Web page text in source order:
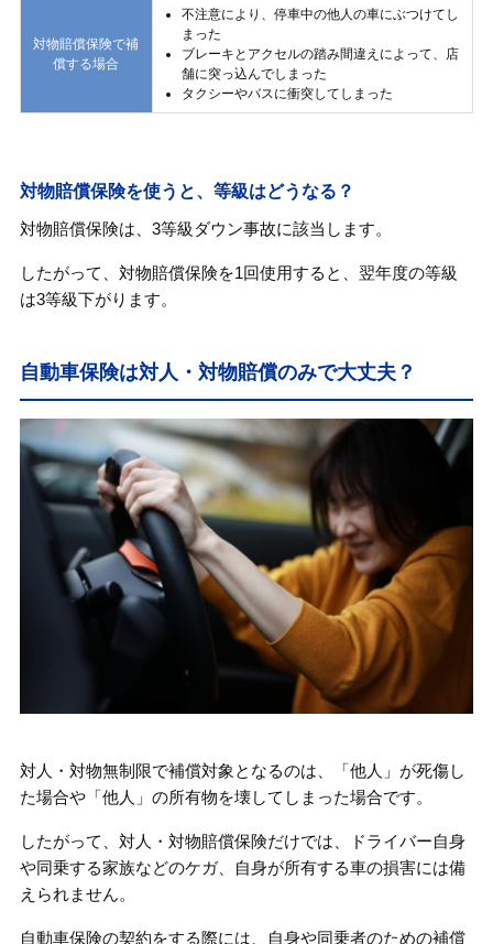
対物賠償保険で補
償する場合
不注意により、停車中の他人の車にぶつけてし
まった
ブレーキとアクセルの踏み間違えによって、店
舗に突っ込んでしまった
タクシーやバスに衝突してしまった
対物賠償保険を使うと、等級はどうなる？
対物賠償保険は、3等級ダウン事故に該当します。
したがって、対物賠償保険を1回使用すると、翌年度の等級
は3等級下がります。
自動車保険は対人・対物賠償のみで大丈夫？
対人・対物無制限で補償対象となるのは、「他人」が死傷し
た場合や「他人」の所有物を壊してしまった場合です。
したがって、対人・対物賠償保険だけでは、ドライバー自身
や同乗する家族などのケガ、自身が所有する車の損害には備
えられません。
自動車保険の契約をする際には、自身や同乗者のための補償